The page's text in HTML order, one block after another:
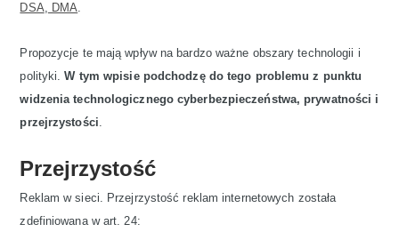
DSA, DMA.
Propozycje te mają wpływ na bardzo ważne obszary technologii i
polityki.W tym wpisie podchodzę do tego problemu z punktu
widzenia technologicznego cyberbezpieczeństwa, prywatności i
przejrzystości.
Przejrzystość
Reklam w sieci. Przejrzystość reklam internetowych została
zdefiniowana w art. 24: